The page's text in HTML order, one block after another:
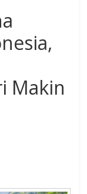
Makin